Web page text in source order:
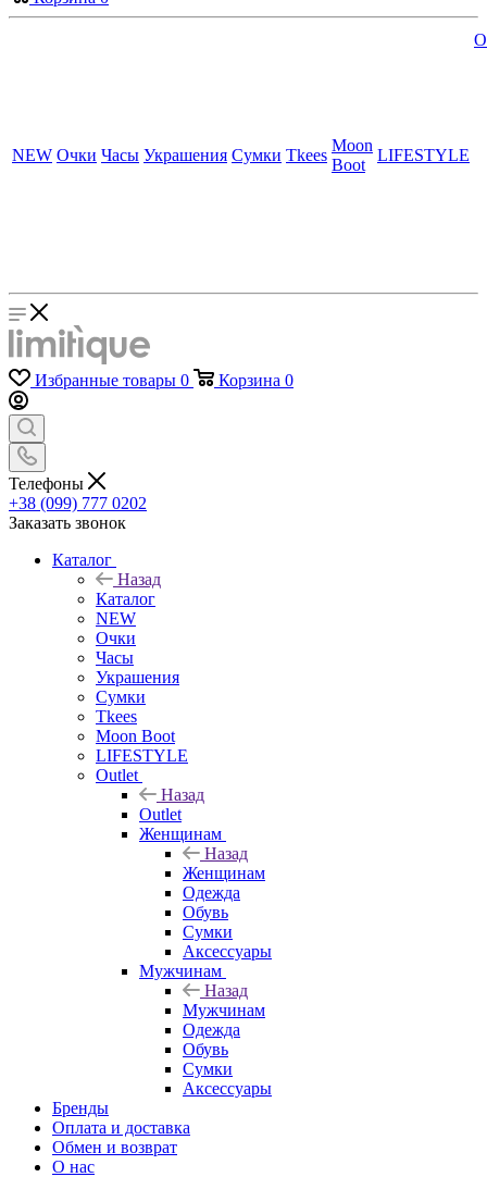
NEW Очки Часы Украшения Сумки Tkees
Moon
Boot
LIFESTYLE
Избранные товары 0 Корзина 0
Телефоны
+38 (099) 777 0202
Заказать звонок
Каталог
Назад
Каталог
NEW
Очки
Часы
Украшения
Сумки
Tkees
Moon Boot
LIFESTYLE
Outlet
Назад
Outlet
Женщинам
Назад
Женщинам
Одежда
Обувь
Сумки
Аксессуары
Мужчинам
Назад
Мужчинам
Одежда
Обувь
Сумки
Аксессуары
Бренды
Оплата и доставка
Обмен и возврат
О нас